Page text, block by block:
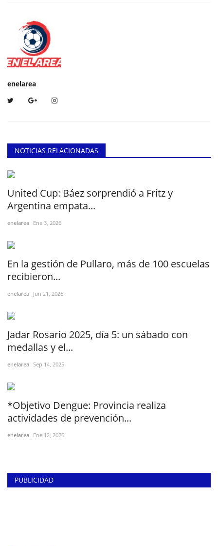
enelarea
NOTICIAS RELACIONADAS
United Cup: Báez sorprendió a Fritz y
Argentina empata...
enelarea Ene 3, 2026
En la gestión de Pullaro, más de 100 escuelas
recibieron...
enelarea Jun 21, 2026
Jadar Rosario 2025, día 5: un sábado con
medallas y el...
enelarea Sep 14, 2025
*Objetivo Dengue: Provincia realiza
actividades de prevención...
enelarea Ene 12, 2026
PUBLICIDAD